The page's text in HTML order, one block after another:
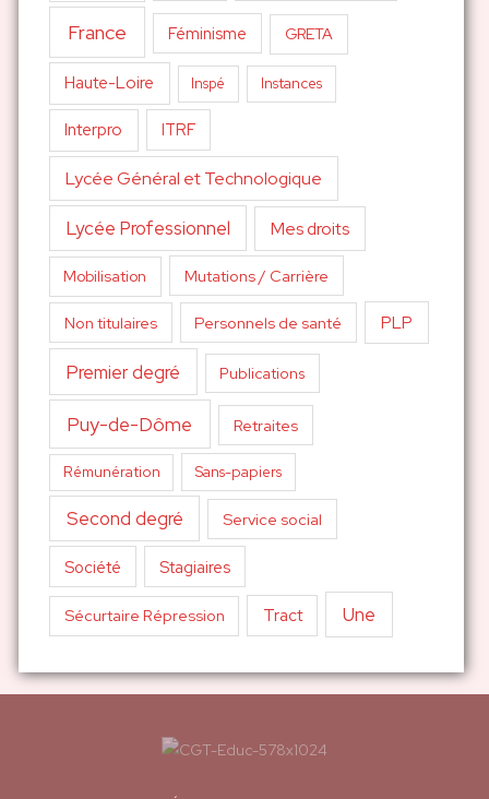
France Féminisme GRETA
Haute-Loire Inspé Instances
Interpro ITRF
Lycée Général et Technologique
Lycée Professionnel Mes droits
Mobilisation Mutations / Carrière
Non titulaires Personnels de santé PLP
Premier degré Publications
Puy-de-Dôme Retraites
Rémunération Sans-papiers
Second degré Service social
Société Stagiaires
Sécurtaire Répression Tract Une